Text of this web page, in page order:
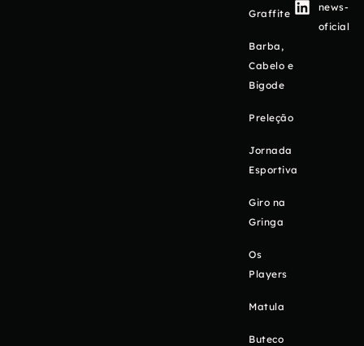
Graffite
Barba,
Cabelo e
Bigode
Preleção
Jornada
Esportiva
Giro na
Gringa
Os
Players
Matula
Buteco
news-
oficial